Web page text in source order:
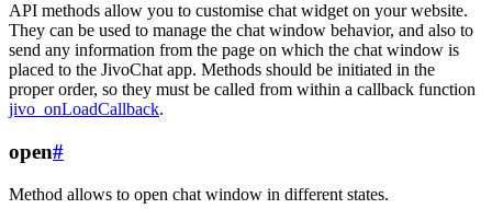
API methods allow you to customise chat widget on your website.
They can be used to manage the chat window behavior, and also to
send any information from the page on which the chat window is
placed to the JivoChat app. Methods should be initiated in the
proper order, so they must be called from within a callback function
jivo_onLoadCallback.
open#
Method allows to open chat window in different states.